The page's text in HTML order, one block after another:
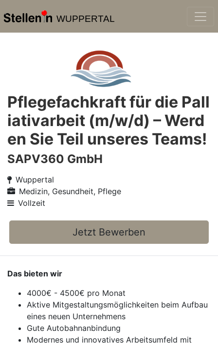
WUPPERTAL
Pflegefachkraft für die Pall
iativarbeit (m/w/d) – Werd
en Sie Teil unseres Teams!
SAPV360 GmbH
Wuppertal
Medizin, Gesundheit, Pflege
Vollzeit
Jetzt Bewerben
Das bieten wir
4000€ - 4500€ pro Monat
Aktive Mitgestaltungsmöglichkeiten beim Aufbau
eines neuen Unternehmens
Gute Autobahnanbindung
Modernes und innovatives Arbeitsumfeld mit